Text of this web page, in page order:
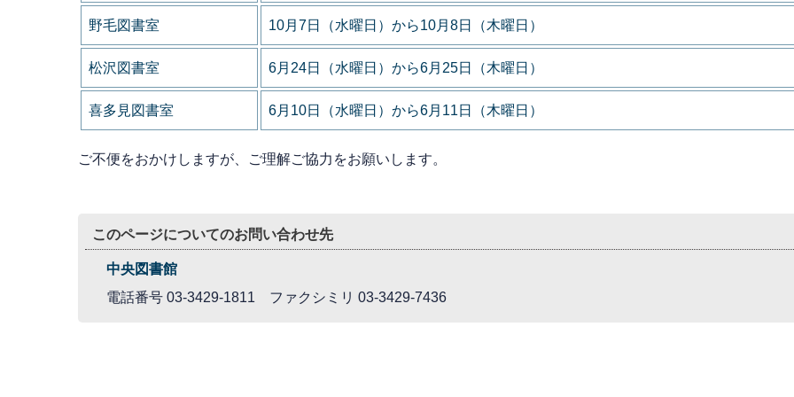
野毛図書室 10月7日（水曜日）から10月8日（木曜日）
松沢図書室 6月24日（水曜日）から6月25日（木曜日）
喜多見図書室 6月10日（水曜日）から6月11日（木曜日）
ご不便をおかけしますが、ご理解ご協力をお願いします。
このページについてのお問い合わせ先
中央図書館
電話番号 03-3429-1811 ファクシミリ 03-3429-7436